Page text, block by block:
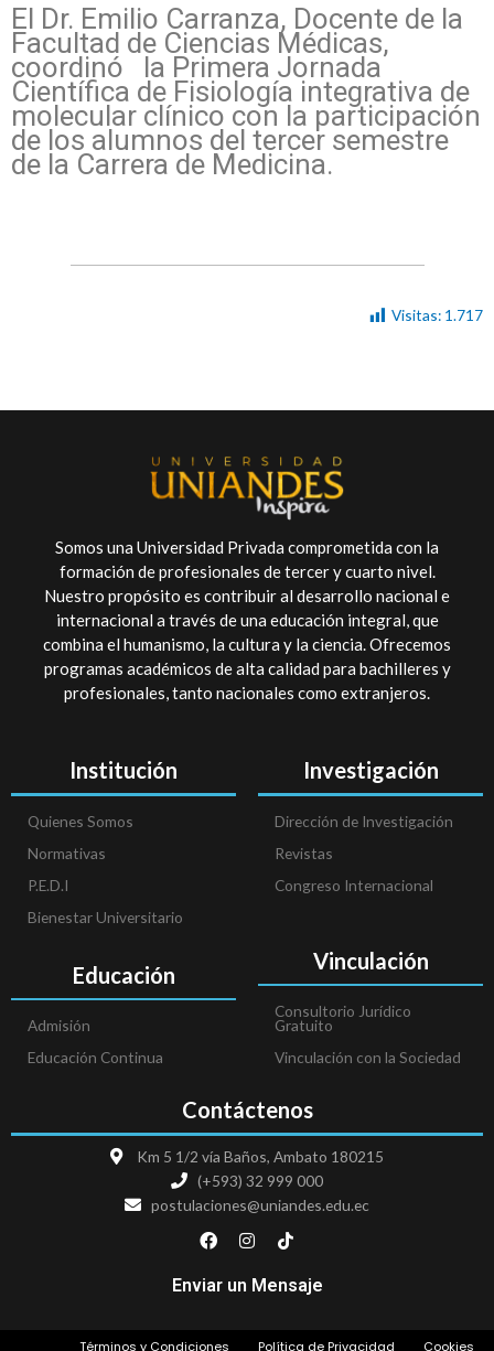
El Dr. Emilio Carranza, Docente de la
Facultad de Ciencias Médicas,
coordinó la Primera Jornada
Científica de Fisiología integrativa de
molecular clínico con la participación
de los alumnos del tercer semestre
de la Carrera de Medicina.
Visitas: 1.717
Somos una Universidad Privada comprometida con la
formación de profesionales de tercer y cuarto nivel.
Nuestro propósito es contribuir al desarrollo nacional e
internacional a través de una educación integral, que
combina el humanismo, la cultura y la ciencia. Ofrecemos
programas académicos de alta calidad para bachilleres y
profesionales, tanto nacionales como extranjeros.
Institución
Quienes Somos
Normativas
P.E.D.I
Bienestar Universitario
Educación
Admisión
Educación Continua
Investigación
Dirección de Investigación
Revistas
Congreso Internacional
Vinculación
Consultorio Jurídico
Gratuito
Vinculación con la Sociedad
Contáctenos
Km 5 1/2 vía Baños, Ambato 180215
(+593) 32 999 000
postulaciones@uniandes.edu.ec
F
a
e
o
I
n
t
r
T
i
t
Enviar un Mensaje
Términos y Condiciones Política de Privacidad Cookies